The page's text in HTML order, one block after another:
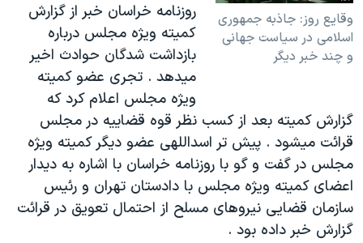
وقايع روز: جاذبه جمهوری
اسلامی در سياست جهانی
و چند خبر ديگر
روزنامه خراسان خبر از گزارش
کميته ويژه مجلس درباره
بازداشت شدگان حوادث اخير
ميدهد . تجری عضو کميته
ويژه مجلس اعلام کرد که
گزارش کميته بعد از کسب نظر قوه قضاييه در مجلس
قرائت ميشود . پيش تر اسداللهی عضو ديگر کميته ويژه
مجلس در گفت و گو با روزنامه خراسان با اشاره به ديدار
اعضای کميته ويژه مجلس با دادستان تهران و رئيس
سازمان قضايی نيروهای مسلح از احتمال تعويق در قرائت
گزارش خبر داده بود .